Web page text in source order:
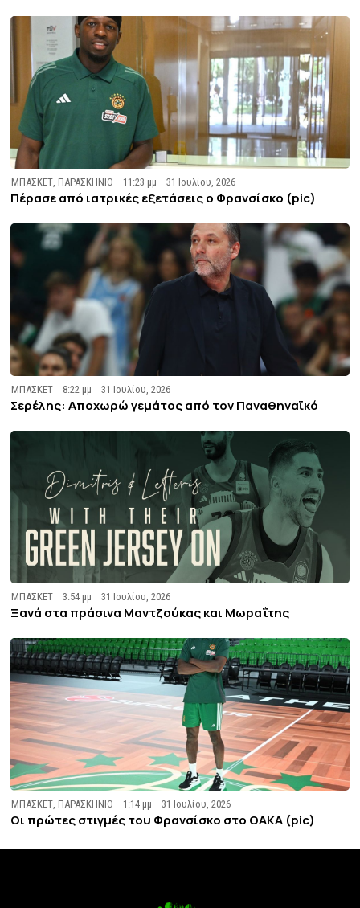
ΜΠΑΣΚΕΤ ,ΠΑΡΑΣΚΗΝΙΟ 11:23 μμ 31 Ιουλίου, 2026
Πέρασε από ιατρικές εξετάσεις ο Φρανσίσκο (pic)
ΜΠΑΣΚΕΤ 8:22 μμ 31 Ιουλίου, 2026
Σερέλης: Αποχωρώ γεμάτος από τον Παναθηναϊκό
ΜΠΑΣΚΕΤ 3:54 μμ 31 Ιουλίου, 2026
Ξανά στα πράσινα Μαντζούκας και Μωραΐτης
ΜΠΑΣΚΕΤ ,ΠΑΡΑΣΚΗΝΙΟ 1:14 μμ 31 Ιουλίου, 2026
Οι πρώτες στιγμές του Φρανσίσκο στο ΟΑΚΑ (pic)